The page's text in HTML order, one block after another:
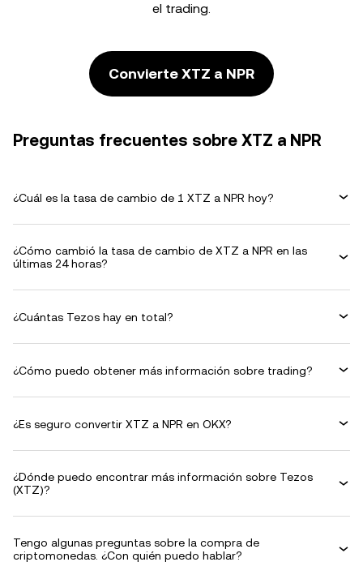
el trading.
Convierte XTZ a NPR
Preguntas frecuentes sobre XTZ a NPR
¿Cuál es la tasa de cambio de 1 XTZ a NPR hoy?
¿Cómo cambió la tasa de cambio de XTZ a NPR en las
últimas 24 horas?
¿Cuántas Tezos hay en total?
¿Cómo puedo obtener más información sobre trading?
¿Es seguro convertir XTZ a NPR en OKX?
¿Dónde puedo encontrar más información sobre Tezos
(XTZ)?
Tengo algunas preguntas sobre la compra de
criptomonedas. ¿Con quién puedo hablar?